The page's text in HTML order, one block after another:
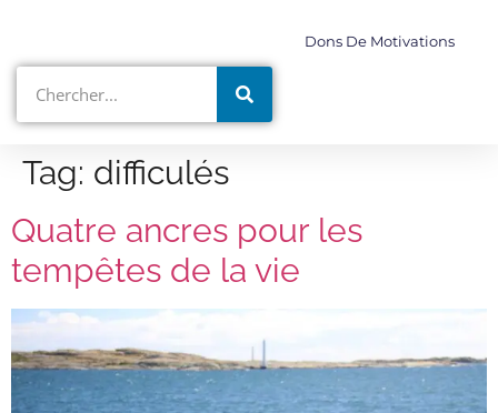
Dons De Motivations
Tag: difficulés
Quatre ancres pour les
tempêtes de la vie